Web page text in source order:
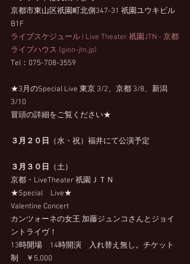
京都市東山区祇園町北側347-31 祇園ユウキビル
B1F
ライブスケジュール | Live Theater 祇園JTN - 京都
ライブハウス (gion-jtn.jp)
Tel：075-708-3559
★3月のSpecial Live 東京 3/2、京都 3/8、新潟
3/10
冒頭の詳細をご覧ください★
３月２０日 （水・祝）福井にて公演予定
３月３０日
（土）
京都・LiveTheater 祇園ＪＴＮ
★Special　Live★
Valentine Concert
カンツォーネの女王 加藤ジュンコさんとジョイ
ントライヴ！
13時開場　14時開演　入れ替え無し。チケット
制　￥5,000